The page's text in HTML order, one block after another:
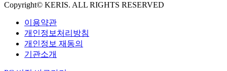
Copyright© KERIS. ALL RIGHTS RESERVED
이용약관
개인정보처리방침
개인정보 재동의
기관소개